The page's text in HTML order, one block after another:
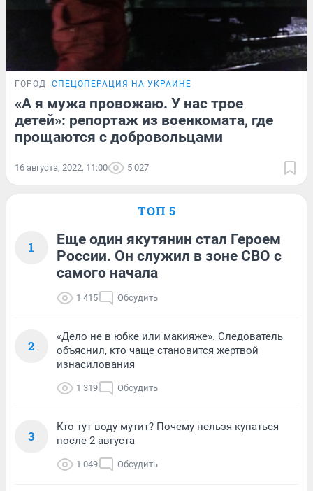
ГОРОД СПЕЦОПЕРАЦИЯ НА УКРАИНЕ
«А я мужа провожаю. У нас трое
детей»: репортаж из военкомата, где
прощаются с добровольцами
16 августа, 2022, 11:00 5 027
ТОП 5
1
Еще один якутянин стал Героем
России. Он служил в зоне СВО с
самого начала
1 415 Обсудить
2
«Дело не в юбке или макияже». Следователь
объяснил, кто чаще становится жертвой
изнасилования
1 319 Обсудить
3
Кто тут воду мутит? Почему нельзя купаться
после 2 августа
1 049 Обсудить